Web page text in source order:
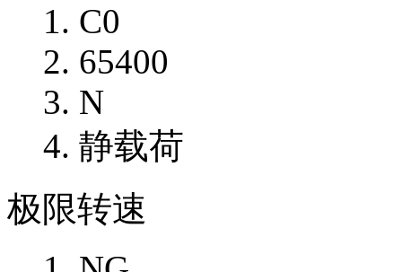
C0
65400
N
静载荷
极限转速